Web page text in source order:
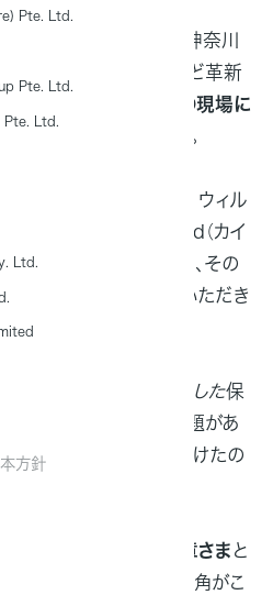
Pte. Ltd.
Pte. Ltd.
Ltd.
Ltd.
方針
化社会突入に向け、神奈川
事業をスタートするなど革新
介護の現場に
進めることを決めました。
ルオブ・ワーク（以下、ウィル
用サポートサービスKind（カイ
選定から在留資格変更、その
ータルでご支援させていただき
で7名以上の採用に成功した保
背景にはどういった課題があ
ィルオブを選んでいただけたの
森下光章さま と
勤めたウィルオブ横井・角がこ